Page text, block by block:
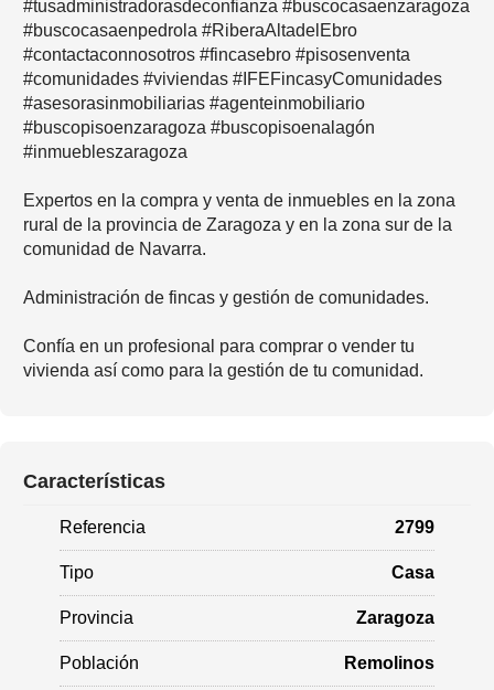
#tusadministradorasdeconfianza #buscocasaenzaragoza
#buscocasaenpedrola #RiberaAltadelEbro
#contactaconnosotros #fincasebro #pisosenventa
#comunidades #viviendas #IFEFincasyComunidades
#asesorasinmobiliarias #agenteinmobiliario
#buscopisoenzaragoza #buscopisoenalagón
#inmuebleszaragoza
Expertos en la compra y venta de inmuebles en la zona
rural de la provincia de Zaragoza y en la zona sur de la
comunidad de Navarra.
Administración de fincas y gestión de comunidades.
Confía en un profesional para comprar o vender tu
vivienda así como para la gestión de tu comunidad.
Características
Referencia 2799
Tipo Casa
Provincia Zaragoza
Población Remolinos